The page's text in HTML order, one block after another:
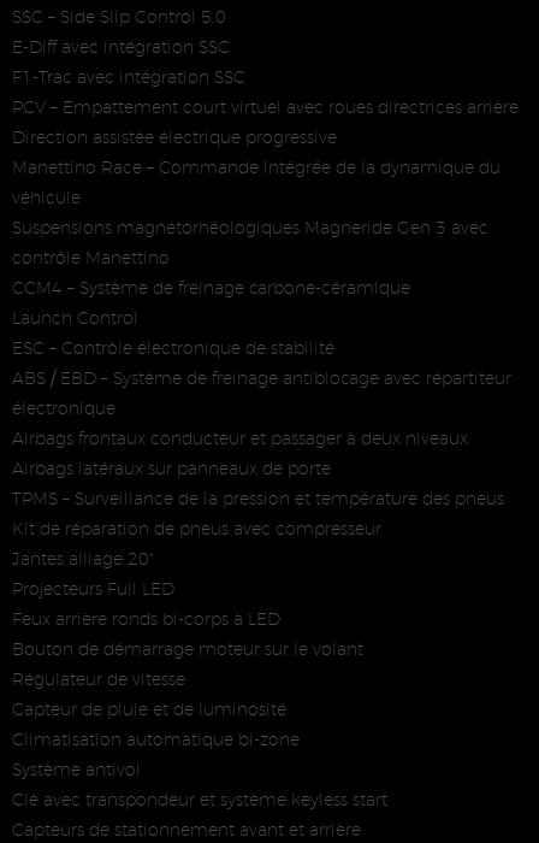
SSC – Side Slip Control 5.0
E-Diff avec intégration SSC
F1-Trac avec intégration SSC
PCV – Empattement court virtuel avec roues directrices arrière
Direction assistée électrique progressive
Manettino Race – Commande intégrée de la dynamique du
véhicule
Suspensions magnétorhéologiques Magneride Gen 3 avec
contrôle Manettino
CCM4 – Système de freinage carbone-céramique
Launch Control
ESC – Contrôle électronique de stabilité
ABS / EBD – Système de freinage antiblocage avec répartiteur
électronique
Airbags frontaux conducteur et passager à deux niveaux
Airbags latéraux sur panneaux de porte
TPMS – Surveillance de la pression et température des pneus
Kit de réparation de pneus avec compresseur
Jantes alliage 20"
Projecteurs Full LED
Feux arrière ronds bi-corps à LED
Bouton de démarrage moteur sur le volant
Régulateur de vitesse
Capteur de pluie et de luminosité
Climatisation automatique bi-zone
Système antivol
Clé avec transpondeur et système keyless start
Capteurs de stationnement avant et arrière